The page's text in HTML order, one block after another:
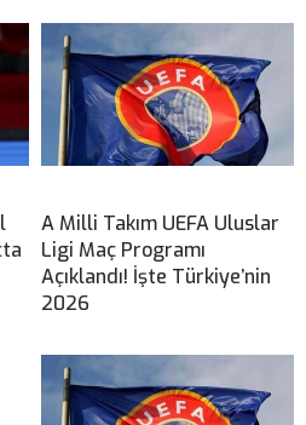
A Milli Takım UEFA Uluslar
Ligi Maç Programı
Açıklandı! İşte Türkiye’nin
2026